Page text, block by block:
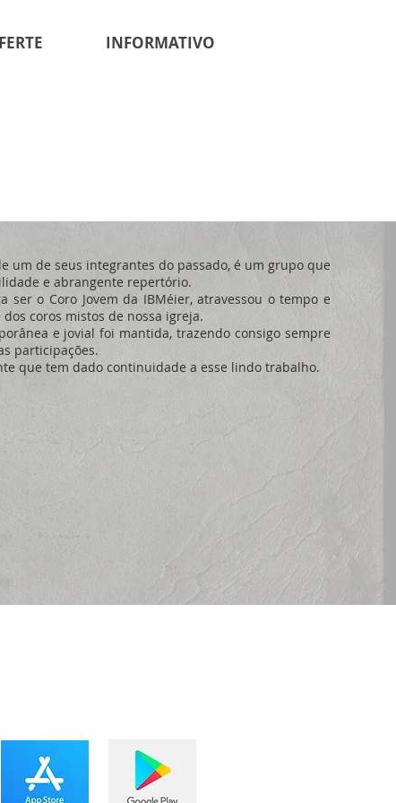
INFORMATIVO
um de seus integrantes do passado, é um grupo que
e abrangente repertório.
ser o Coro Jovem da IBMéier, atravessou o tempo e
coros mistos de nossa igreja.
e jovial foi mantida, trazendo consigo sempre
participações.
que tem dado continuidade a esse lindo trabalho.